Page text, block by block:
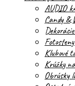
AUDIO
Candy &
Klubové
Krúžky
Obrúsky